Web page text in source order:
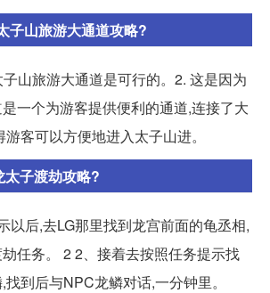
子山旅游大通道攻略?
山旅游大通道是可行的。2. 这是因为
一个为游客提供便利的通道,连接了大
客可以方便地进入太子山进。
子渡劫攻略?
以后,去LG那里找到龙宫前面的龟丞相,
任务。 2 2、接着去按照任务提示找
到后与NPC龙鳞对话,一分钟里。